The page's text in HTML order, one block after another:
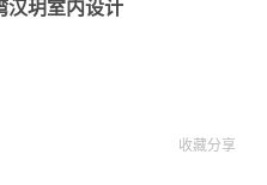
汉玥室内设计
收藏分享